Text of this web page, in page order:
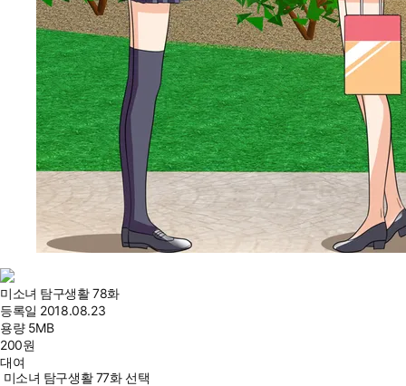
미소녀 탐구생활 78화
등록일 2018.08.23
용량 5MB
200원
대여
미소녀 탐구생활 77화 선택